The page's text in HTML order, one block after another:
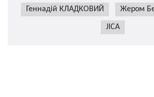
Геннадій КЛАДКОВИЙ Жером
JICA